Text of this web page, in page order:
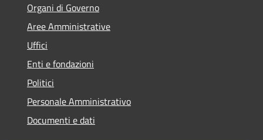
Organi di Governo
Aree Amministrative
Uffici
Enti e fondazioni
Politici
Personale Amministrativo
Documenti e dati